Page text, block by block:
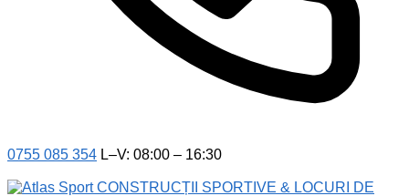
0755 085 354 L–V: 08:00 – 16:30
CONSTRUCȚII SPORTIVE & LOCURI DE